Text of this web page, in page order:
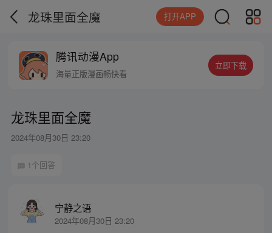
龙珠里面全魔 打开APP
腾讯动漫App
海量正版漫画畅快看
立即下载
龙珠里面全魔
2024年08月30日 23:20
1个回答
宁静之语
2024年08月30日 23:20